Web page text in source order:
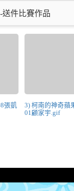
送件比賽作品
張凱
3) 柯南的神奇蘋
01顧家宇.gif